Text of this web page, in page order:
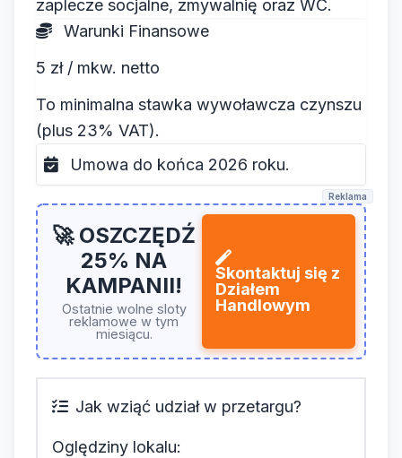
zaplecze socjalne, zmywalnię oraz WC.
Warunki Finansowe
5 zł / mkw. netto
To minimalna stawka wywoławcza czynszu
(plus 23% VAT).
Umowa do końca 2026 roku.
Reklama
🚀 OSZCZĘDŹ
25% NA
KAMPANII!
Ostatnie wolne sloty
reklamowe w tym
miesiącu.
Skontaktuj się z
Działem
Handlowym
Jak wziąć udział w przetargu?
Oględziny lokalu: